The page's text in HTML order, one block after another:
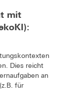
mit
Dies reicht
an
für